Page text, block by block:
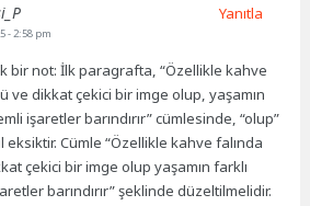
- 2:58 pm
bir not: İlk paragrafta, “Özellikle kahve
ve dikkat çekici bir imge olup, yaşamın
işaretler barındırır” cümlesinde, “olup”
Cümle “Özellikle kahve falında
çekici bir imge olup yaşamın farklı
barındırır” şeklinde düzeltilmelidir.
Yanıtla